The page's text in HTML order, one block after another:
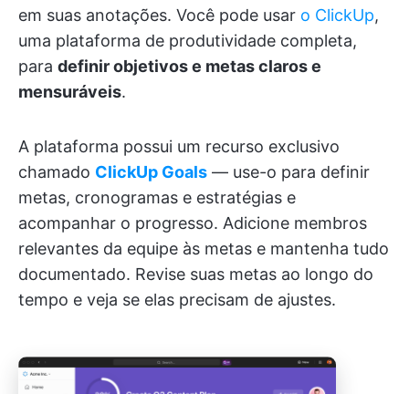
em suas anotações. Você pode usar o ClickUp,
uma plataforma de produtividade completa,
para definir objetivos e metas claros e
mensuráveis.
A plataforma possui um recurso exclusivo
chamado ClickUp Goals — use-o para definir
metas, cronogramas e estratégias e
acompanhar o progresso. Adicione membros
relevantes da equipe às metas e mantenha tudo
documentado. Revise suas metas ao longo do
tempo e veja se elas precisam de ajustes.